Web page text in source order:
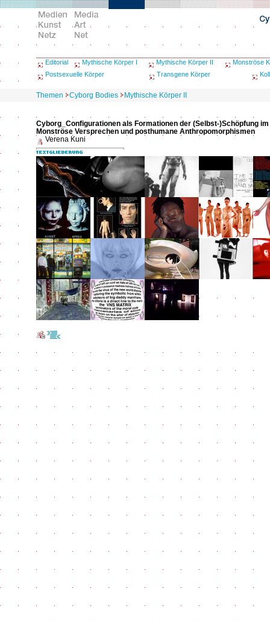
Editorial Mythische Körper I Mythische Körper II
Monströse
Postsexuelle Körper
Transgene Körper
Themen Cyborg Bodies Mythische Körper II
Cyborg_Configurationen als Formationen der (Selbst-)Schöpfung
Monströse Versprechen und posthumane Anthropomorphismen
Verena Kuni